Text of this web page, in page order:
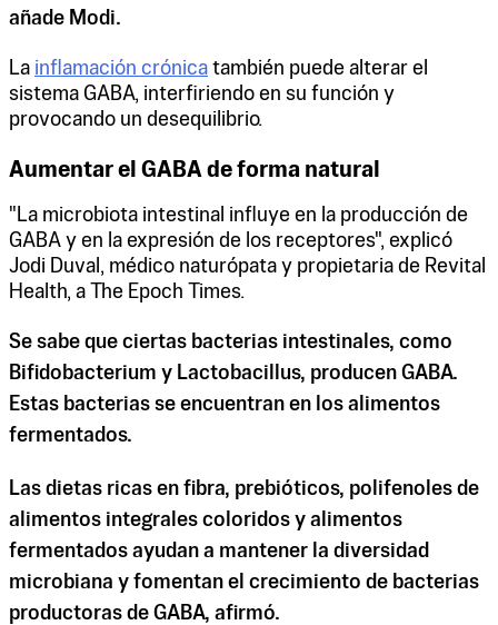
añade Modi.
La inflamación crónica también puede alterar el
sistema GABA, interfiriendo en su función y
provocando un desequilibrio.
Aumentar el GABA de forma natural
"La microbiota intestinal influye en la producción de
GABA y en la expresión de los receptores", explicó
Jodi Duval, médico naturópata y propietaria de Revital
Health, a The Epoch Times.
Se sabe que ciertas bacterias intestinales, como
Bifidobacterium y Lactobacillus, producen GABA.
Estas bacterias se encuentran en los alimentos
fermentados.
Las dietas ricas en fibra, prebióticos, polifenoles de
alimentos integrales coloridos y alimentos
fermentados ayudan a mantener la diversidad
microbiana y fomentan el crecimiento de bacterias
productoras de GABA, afirmó.